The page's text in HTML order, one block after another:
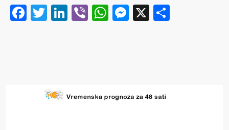
Facebook
Twitter
LinkedIn
ViberWhatsApp
Messenger
X